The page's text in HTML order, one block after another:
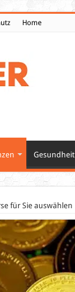
Home
Gesundheit
für Sie auswählen